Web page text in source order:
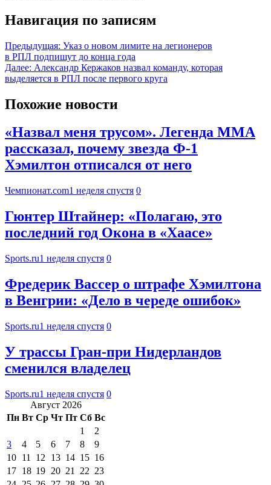
Навигация по записям
Предыдущая: Указ о новом лимите на легионеров
в РПЛ подпишут до конца года
Далее: Александр Кержаков назвал команду, которая
выделяется в РПЛ после первого круга
Похожие новости
«Назвал меня трусом». Легенда ММА
рассказал, почему звезда Ф-1
Хэмилтон отписался от него
Чемпионат.com1 неделя спустя 0
Гюнтер Штайнер: «Полагаю, это
последний год Окона в «Хаасе»
Sports.ru1 неделя спустя 0
Фредерик Вассер о штрафе Хэмилтона
в Венгрии: «Дело в череде ошибок»
Sports.ru1 неделя спустя 0
У трассы Гран-при Нидерландов
сменился владелец
Sports.ru1 неделя спустя 0
Август 2026
Пн Вт Ср Чт Пт Сб Вс
1
2
3
4 5 6 7 8
9
10 11 12 13 14 15 16
17 18 19 20 21 22 23